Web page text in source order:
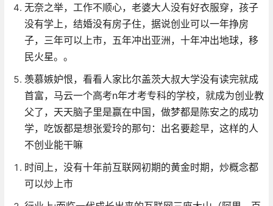
无奈之举，工作不顺心，老婆大人没有好衣服穿，孩子
没有学上，结婚没有房子住，据说创业可以一年挣房
子，三年可以上市，五年冲出亚洲，十年冲出地球，移
民火星。。
羡慕嫉妒恨，看看人家比尔盖茨大叔大学没有读完就成
首富，马云一个高考n年才考专科的学校，就成为创业教
父了，天天脑子里是赢在中国，做梦都是陈安之的成功
学，吃饭都是想张爱玲的那句：出名要趁早，这样的人
不创业能干嘛
时间上，没有十年前互联网初期的黄金时期，炒概念都
可以炒上市